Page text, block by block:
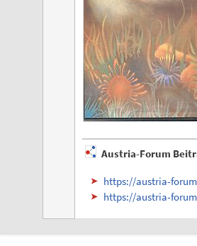
Austria-Forum
https://austria-
https://austria-